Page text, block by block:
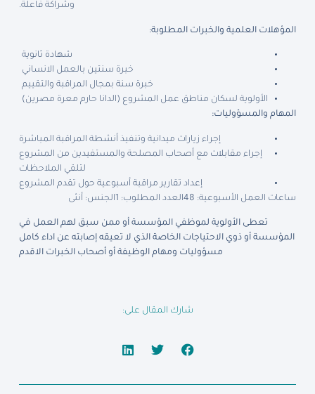
وشراكة فاعلة.
المؤهلات العلمية والخبرات المطلوبة:
شهادة ثانوية
خبرة سنتين بالعمل الانساني
خبرة سنة بمجال المراقبة والتقييم
الأولوية لسكان مناطق عمل المشروع (الدانا حارم معرة مصرين)
المهام والمسؤوليات:
إجراء زيارات ميدانية وتنفيذ أنشطة المراقبة المباشرة
إجراء مقابلات مع أصحاب المصلحة والمستفيدين من المشروع
لتلقي الملاحظات
إعداد تقارير مراقبة أسبوعية حول تقدم المشروع
ساعات العمل الأسبوعية: 48
العدد المطلوب: 1 الجنس: أنثى
تعطى الأولوية لموظفي المؤسسة أو ممن سبق لهم العمل في
المؤسسة أو ذوي الاحتياجات الخاصة الذي لا تعيقه إصابته عن اداء كامل
مسؤوليات ومهام الوظيفة أو أصحاب الخبرات الاقدم
شارك المقال على: